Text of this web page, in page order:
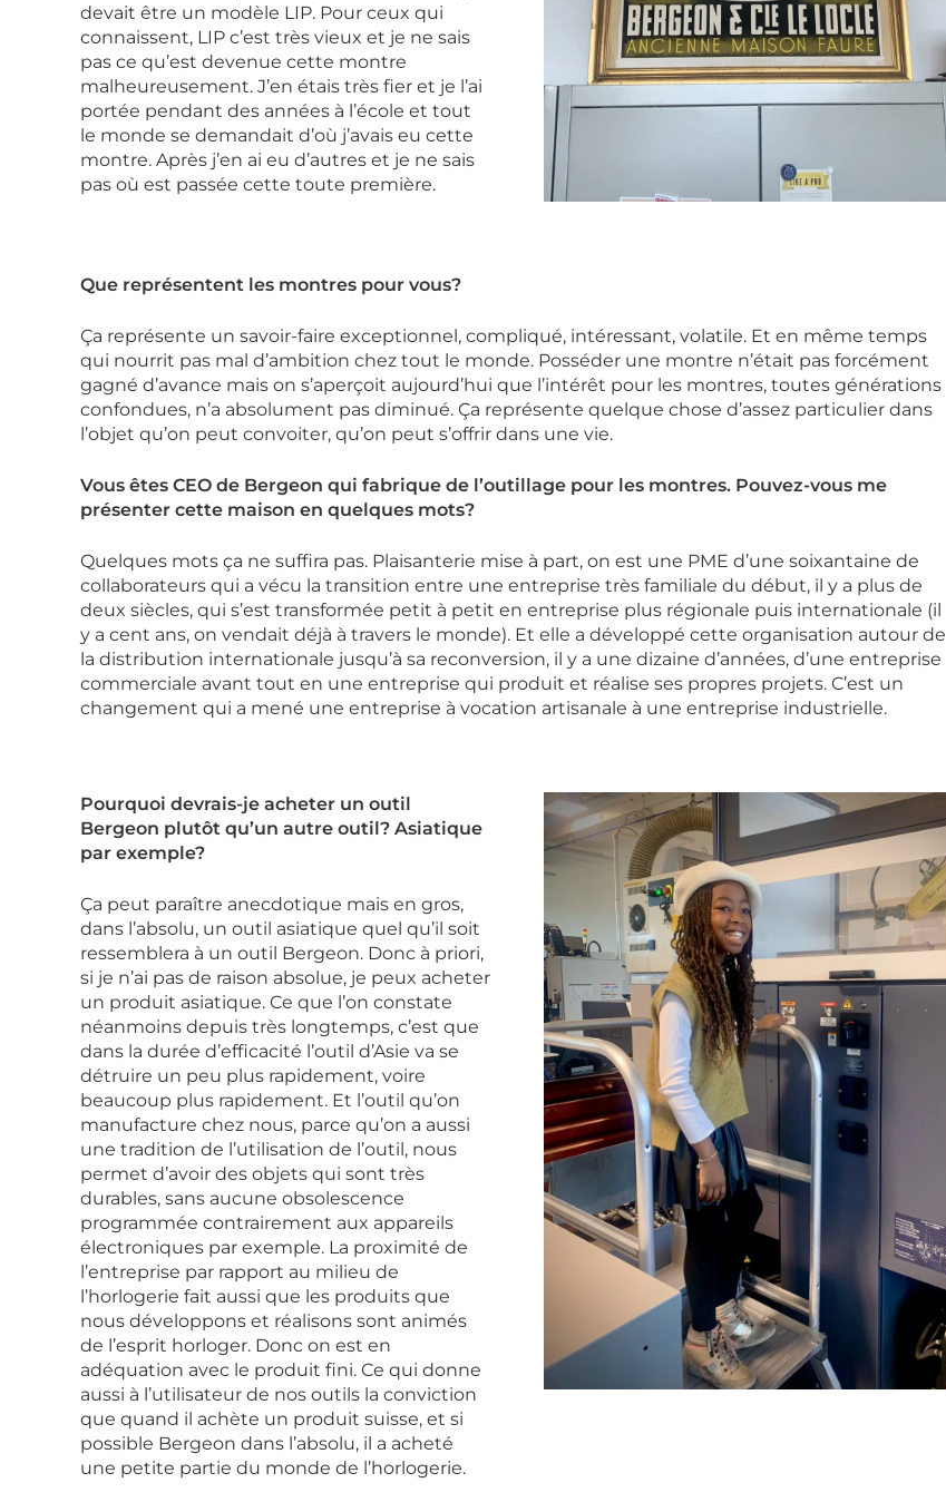
devait être un modèle LIP. Pour ceux qui
connaissent, LIP c’est très vieux et je ne sais
pas ce qu’est devenue cette montre
malheureusement. J’en étais très fier et je l’ai
portée pendant des années à l’école et tout
le monde se demandait d’où j’avais eu cette
montre. Après j’en ai eu d’autres et je ne sais
pas où est passée cette toute première.
Que représentent les montres pour vous?
Ça représente un savoir-faire exceptionnel, compliqué, intéressant, volatile. Et en même temps
qui nourrit pas mal d’ambition chez tout le monde. Posséder une montre n’était pas forcément
gagné d’avance mais on s’aperçoit aujourd’hui que l’intérêt pour les montres, toutes générations
confondues, n’a absolument pas diminué. Ça représente quelque chose d’assez particulier dans
l’objet qu’on peut convoiter, qu’on peut s’offrir dans une vie.
Vous êtes CEO de Bergeon qui fabrique de l’outillage pour les montres. Pouvez-vous me
présenter cette maison en quelques mots?
Quelques mots ça ne suffira pas. Plaisanterie mise à part, on est une PME d’une soixantaine de
collaborateurs qui a vécu la transition entre une entreprise très familiale du début, il y a plus de
deux siècles, qui s’est transformée petit à petit en entreprise plus régionale puis internationale (il
y a cent ans, on vendait déjà à travers le monde). Et elle a développé cette organisation autour de
la distribution internationale jusqu’à sa reconversion, il y a une dizaine d’années, d’une entreprise
commerciale avant tout en une entreprise qui produit et réalise ses propres projets. C’est un
changement qui a mené une entreprise à vocation artisanale à une entreprise industrielle.
Pourquoi devrais-je acheter un outil
Bergeon plutôt qu’un autre outil? Asiatique
par exemple?
Ça peut paraître anecdotique mais en gros,
dans l’absolu, un outil asiatique quel qu’il soit
ressemblera à un outil Bergeon. Donc à priori,
si je n’ai pas de raison absolue, je peux acheter
un produit asiatique. Ce que l’on constate
néanmoins depuis très longtemps, c’est que
dans la durée d’efficacité l’outil d’Asie va se
détruire un peu plus rapidement, voire
beaucoup plus rapidement. Et l’outil qu’on
manufacture chez nous, parce qu’on a aussi
une tradition de l’utilisation de l’outil, nous
permet d’avoir des objets qui sont très
durables, sans aucune obsolescence
programmée contrairement aux appareils
électroniques par exemple. La proximité de
l’entreprise par rapport au milieu de
l’horlogerie fait aussi que les produits que
nous développons et réalisons sont animés
de l’esprit horloger. Donc on est en
adéquation avec le produit fini. Ce qui donne
aussi à l’utilisateur de nos outils la conviction
que quand il achète un produit suisse, et si
possible Bergeon dans l’absolu, il a acheté
une petite partie du monde de l’horlogerie.